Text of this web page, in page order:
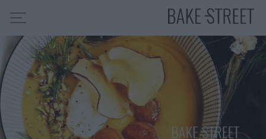
INDICE DE RECETAS
COLABORO CON
SOBRE MÍ